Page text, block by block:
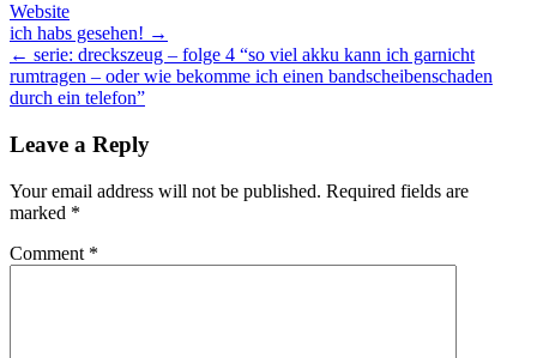
Website
Post
navigation
ich habs gesehen! →
← serie: dreckszeug – folge 4 “so viel akku kann ich garnicht
rumtragen – oder wie bekomme ich einen bandscheibenschaden
durch ein telefon”
Leave a Reply
Your email address will not be published. Required fields are
marked *
Comment *